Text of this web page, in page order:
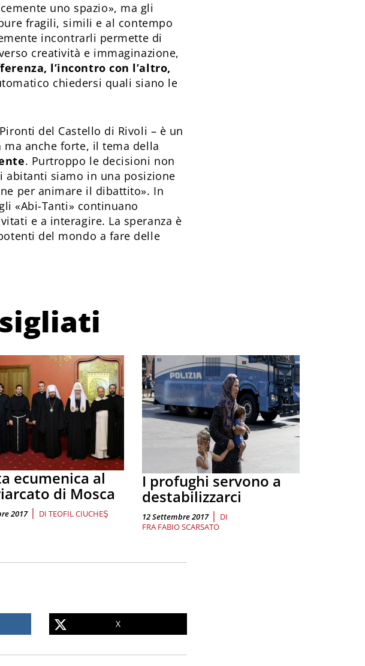
uno spazio», ma gli
fragili, simili e al contempo
incontrarli permette di
creatività e immaginazione,
l’incontro con l’altro,
chiedersi quali siano le
del Castello di Rivoli – è un
anche forte, il tema della
. Purtroppo le decisioni non
abitanti siamo in una posizione
per animare il dibattito». In
«Abi-Tanti» continuano
e a interagire. La speranza è
del mondo a fare delle
ecumenica al
di Mosca
2017 | DI TEOFIL CIUCHEŞ
I profughi servono a
destabilizzarci
12 Settembre 2017 | DI
FRA FABIO SCARSATO
X